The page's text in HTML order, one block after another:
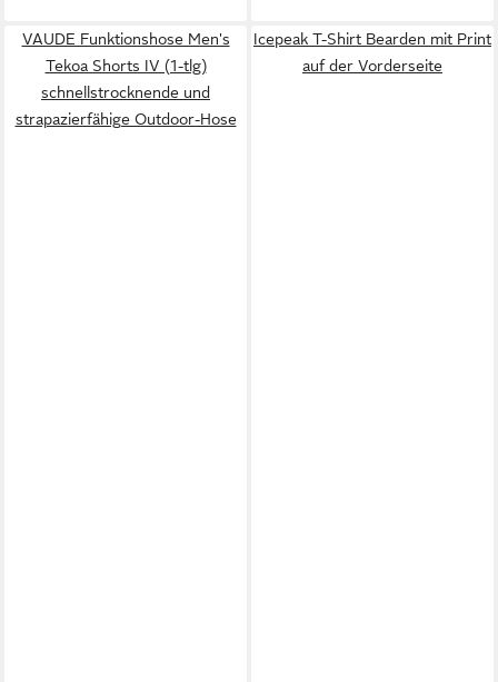
VAUDE Funktionshose Men's
Tekoa Shorts IV (1-tlg)
schnellstrocknende und
strapazierfähige Outdoor-Hose
Icepeak T-Shirt Bearden mit Print
auf der Vorderseite